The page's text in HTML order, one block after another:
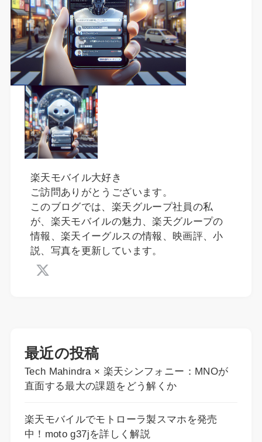
楽天モバイル大好き
ご訪問ありがとうございます。
このブログでは、楽天グループ社員の私
が、楽天モバイルの魅力、楽天グループの
情報、楽天イーグルスの情報、映画評、小
説、写真を更新しています。
最近の投稿
Tech Mahindra × 楽天シンフォニー：MNOが
直面する最大の課題をどう解くか
楽天モバイルでモトローラ製スマホを発売
中！moto g37jを詳しく解説